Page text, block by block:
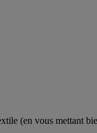
(en vous mettant